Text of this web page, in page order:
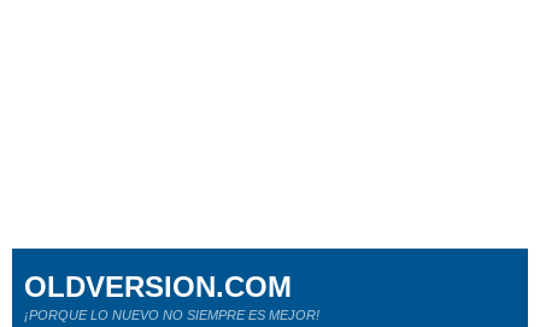
OLDVERSION.COM
¡PORQUE LO NUEVO NO SIEMPRE ES MEJOR!